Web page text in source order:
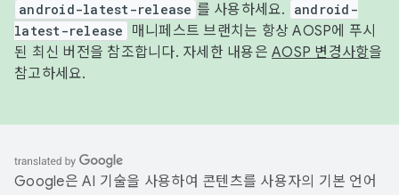
android-latest-release 를 사용하세요.
android-
latest-release
매니페스트 브랜치는 항상 AOSP에 푸시
된 최신 버전을 참조합니다. 자세한 내용은 AOSP 변경사항을
참고하세요.
Google은 AI 기술을 사용하여 콘텐츠를 사용자의 기본 언어